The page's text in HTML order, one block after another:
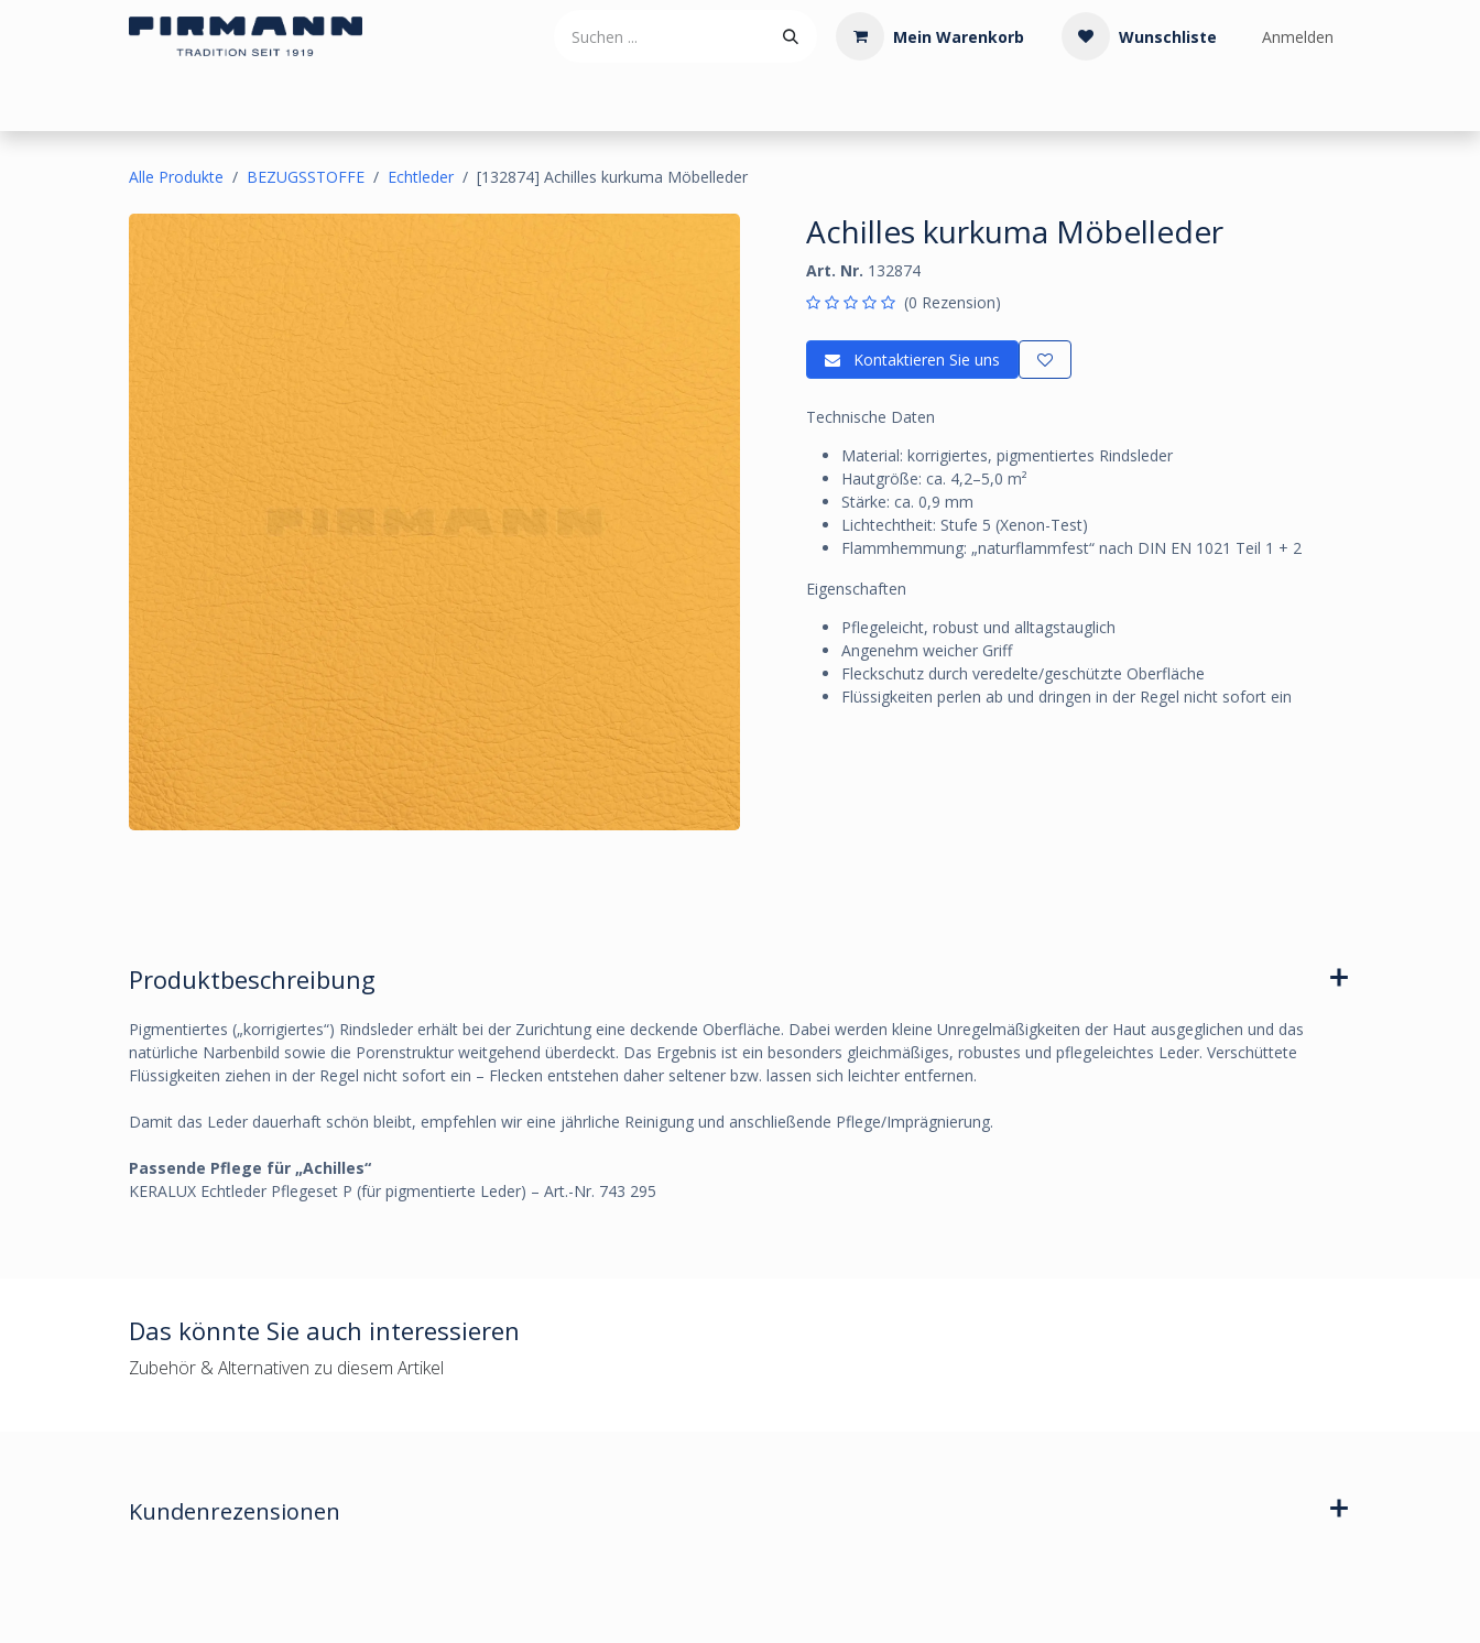
Mein Warenkorb
Wunschliste Anmelden
Alle Produkte BEZUGSSTOFFE Echtleder [132874] Achilles kurkuma Möbelleder
Achilles kurkuma Möbelleder
Art. Nr. 132874
(0 Rezension)
Kontaktieren Sie uns
Technische Daten
Material: korrigiertes, pigmentiertes Rindsleder
Hautgröße: ca. 4,2–5,0 m²
Stärke: ca. 0,9 mm
Lichtechtheit: Stufe 5 (Xenon-Test)
Flammhemmung: „naturflammfest“ nach DIN EN 1021 Teil 1 + 2
Eigenschaften
Pflegeleicht, robust und alltagstauglich
Angenehm weicher Griff
Fleckschutz durch veredelte/geschützte Oberfläche
Flüssigkeiten perlen ab und dringen in der Regel nicht sofort ein
Produktbeschreibung
Pigmentiertes („korrigiertes“) Rindsleder erhält bei der Zurichtung eine deckende Oberfläche. Dabei werden kleine Unregelmäßigkeiten der Haut ausgeglichen und das
natürliche Narbenbild sowie die Porenstruktur weitgehend überdeckt. Das Ergebnis ist ein besonders gleichmäßiges, robustes und pflegeleichtes Leder. Verschüttete
Flüssigkeiten ziehen in der Regel nicht sofort ein – Flecken entstehen daher seltener bzw. lassen sich leichter entfernen.
Damit das Leder dauerhaft schön bleibt, empfehlen wir eine jährliche Reinigung und anschließende Pflege/Imprägnierung.
Passende Pflege für „Achilles“
KERALUX Echtleder Pflegeset P (für pigmentierte Leder) – Art.-Nr. 743 295
Das könnte Sie auch interessieren
Zubehör & Alternativen zu diesem Artikel
Kundenrezensionen